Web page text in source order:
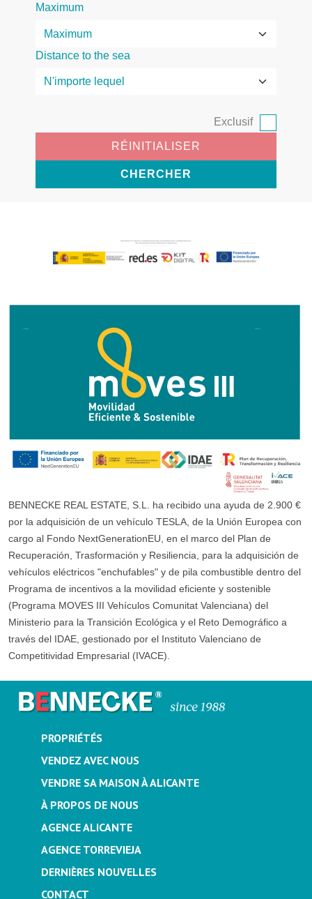
Maximum
Distance to the sea
Exclusif
RÉINITIALISER
CHERCHER
BENNECKE REAL ESTATE, S.L. ha recibido una ayuda de 2.900 €
por la adquisición de un vehículo TESLA, de la Unión Europea con
cargo al Fondo NextGenerationEU, en el marco del Plan de
Recuperación, Trasformación y Resiliencia, para la adquisición de
vehículos eléctricos "enchufables" y de pila combustible dentro del
Programa de incentivos a la movilidad eficiente y sostenible
(Programa MOVES III Vehículos Comunitat Valenciana) del
Ministerio para la Transición Ecológica y el Reto Demográfico a
través del IDAE, gestionado por el Instituto Valenciano de
Competitividad Empresarial (IVACE).
PROPRIÉTÉS
VENDEZ AVEC NOUS
VENDRE SA MAISON À ALICANTE
À PROPOS DE NOUS
AGENCE ALICANTE
AGENCE TORREVIEJA
DERNIÈRES NOUVELLES
CONTACT